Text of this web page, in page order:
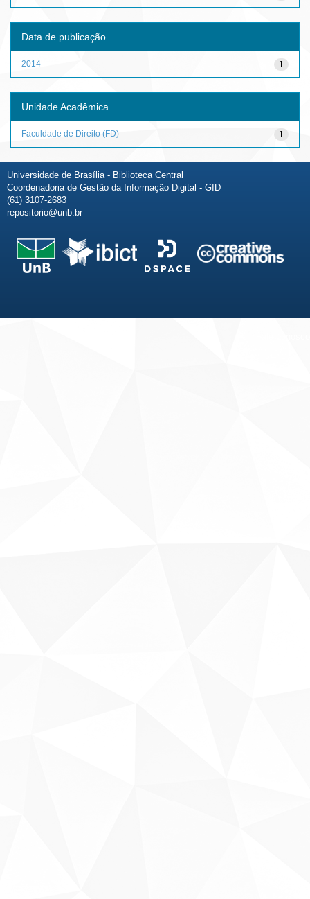
Data de publicação
1
2014
Unidade Acadêmica
1
Faculdade de Direito (FD)
Universidade de Brasília - Biblioteca Central
Coordenadoria de Gestão da Informação Digital - GID
(61) 3107-2683
repositorio@unb.br